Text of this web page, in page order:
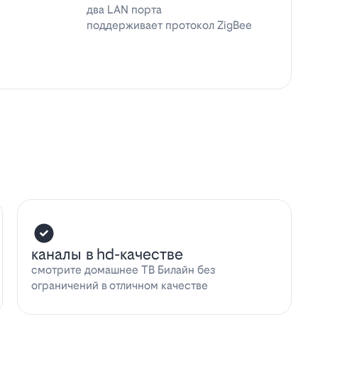
два LAN порта
поддерживает протокол ZigBee
каналы в hd-качестве
смотрите домашнее ТВ Билайн без
ограничений в отличном качестве